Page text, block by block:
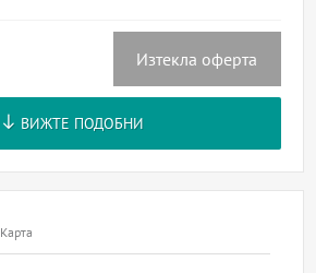
Изтекла оферта
ВИЖТЕ ПОДОБНИ
Карта